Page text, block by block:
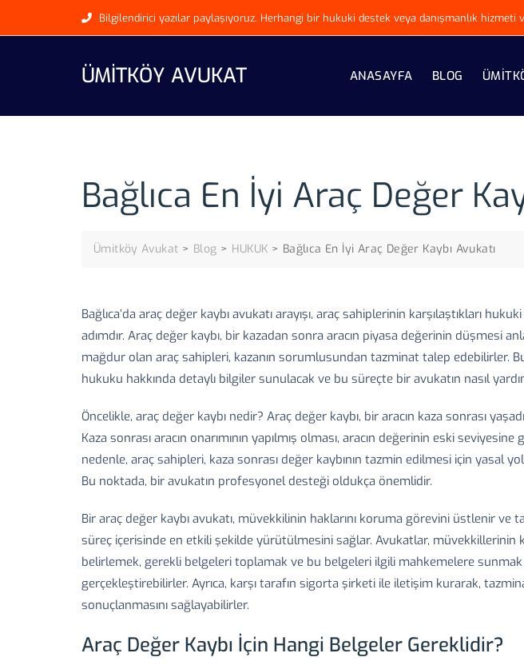
Bilgilendirici yazılar paylaşıyoruz. Herhangi bir hukuki destek veya danışmanlık hizmeti
ÜMITKÖY AVUKAT ANASAYFA BLOG
Bağlıca En İyi Araç Değer
Ümitköy Avukat > Blog > HUKUK > Bağlıca En İyi Araç Değer Kaybı Avukatı
Bağlıca’da araç değer kaybı avukatı arayışı, araç sahiplerinin karşılaştıkları
adımdır. Araç değer kaybı, bir kazadan sonra aracın piyasa değerinin düşmesi
mağdur olan araç sahipleri, kazanın sorumlusundan tazminat talep edebilirler.
hukuku hakkında detaylı bilgiler sunulacak ve bu süreçte bir avukatın nasıl
Öncelikle, araç değer kaybı nedir? Araç değer kaybı, bir aracın kaza sonrası
Kaza sonrası aracın onarımının yapılmış olması, aracın değerinin eski
nedenle, araç sahipleri, kaza sonrası değer kaybının tazmin edilmesi için yasal
Bu noktada, bir avukatın profesyonel desteği oldukça önemlidir.
Bir araç değer kaybı avukatı, müvekkilinin haklarını koruma görevini üstlenir ve
süreç içerisinde en etkili şekilde yürütülmesini sağlar. Avukatlar, müvekkillerinin
belirlemek, gerekli belgeleri toplamak ve bu belgeleri ilgili mahkemelere sunmak
gerçekleştirebilirler. Ayrıca, karşı tarafın sigorta şirketi ile iletişim kurarak,
sonuçlanmasını sağlayabilirler.
Araç Değer Kaybı İçin Hangi Belgeler Gereklidir?